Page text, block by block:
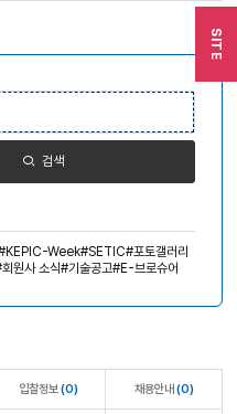
SITE
검색
KEPIC-Week SETIC 포토갤러리
회원사 소식 기술공고 E-브로슈어
입찰정보 (0) 채용안내 (0)